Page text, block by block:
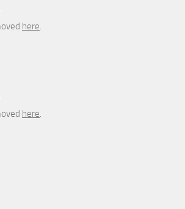
here.
here.